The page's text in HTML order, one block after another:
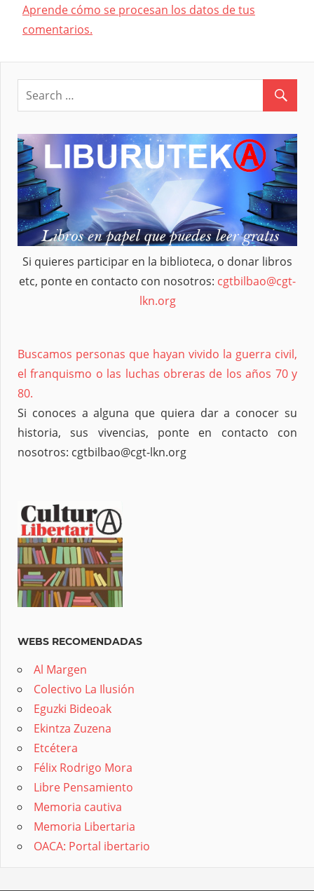
Aprende cómo se procesan los datos de tus
comentarios.
Si quieres participar en la biblioteca, o donar libros
etc, ponte en contacto con nosotros: cgtbilbao@cgt-
lkn.org
Buscamos personas que hayan vivido la guerra civil,
el franquismo o las luchas obreras de los años 70 y
80.
Si conoces a alguna que quiera dar a conocer su
historia, sus vivencias, ponte en contacto con
nosotros: cgtbilbao@cgt-lkn.org
WEBS RECOMENDADAS
Al Margen
Colectivo La Ilusión
Eguzki Bideoak
Ekintza Zuzena
Etcétera
Félix Rodrigo Mora
Libre Pensamiento
Memoria cautiva
Memoria Libertaria
OACA: Portal ibertario